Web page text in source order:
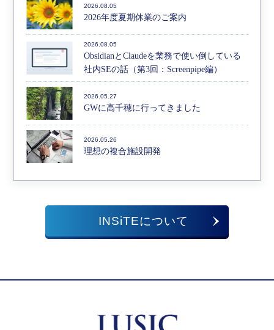
2026.08.05
2026年度夏期休業のご案内
2026.08.05
ObsidianとClaudeを業務で使い倒している
社内SEの話（第3回：Screenpipe編）
2026.05.27
GWに高千穂に行ってきました
2026.05.26
理想の複合施設開発
INSiTEについて